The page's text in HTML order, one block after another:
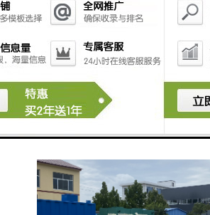
溶解氧等指标，确保处理效果达标。
的运行状态，提高处理效率。
来源、特性以及处理的规模和标准。同
与操作培训也重要，以确保其长期稳定